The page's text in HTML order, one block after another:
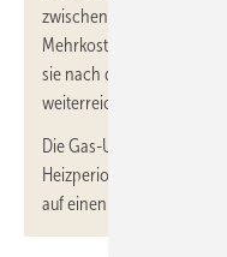
zwischen 14 und 47,8
Mehrkosten der
sie nach den aktuellen
weiterreichen dürfen.
Die Gas-Umlage soll
Heizperioden 2022/23
auf einen Start der Gas-